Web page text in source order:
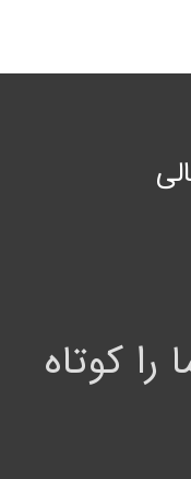
را کوتاه